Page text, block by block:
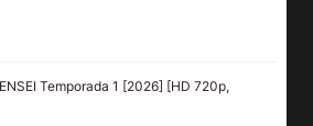
Temporada 1 [2026] [HD 720p,